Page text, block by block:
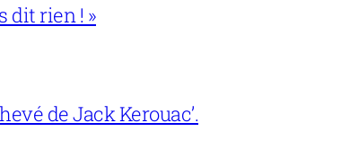
dit rien ! »
de Jack Kerouac’.